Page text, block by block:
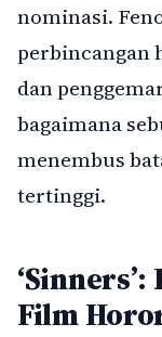
nominasi.
perbincangan
dan
bagaimana
menembus
tertinggi.
Film